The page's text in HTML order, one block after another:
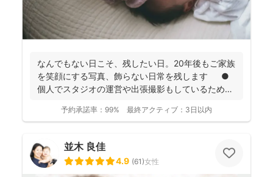
なんでもない日こそ、残したい日。20年後もご家族
を笑顔にする写真、飾らない日常を残します ●
個人でスタジオの運営や出張撮影もしているため、
予約承諾率： 99% 最終アクティブ： 3日以内
並木 良佳
4.9 (61)女性